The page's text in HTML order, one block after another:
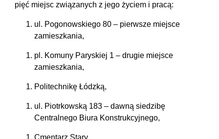
pięć miejsc związanych z jego życiem i pracą:
ul. Pogonowskiego 80 – pierwsze miejsce
zamieszkania,
pl. Komuny Paryskiej 1 – drugie miejsce
zamieszkania,
Politechnikę Łódzką,
ul. Piotrkowską 183 – dawną siedzibę
Centralnego Biura Konstrukcyjnego,